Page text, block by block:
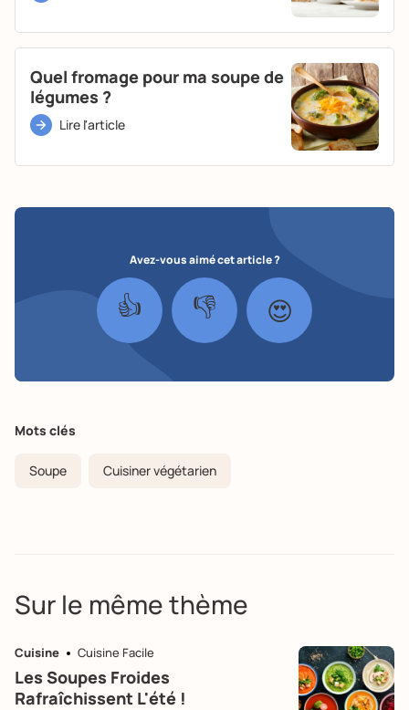
Quel fromage pour ma soupe de
légumes ?
Lire l'article
Avez-vous aimé cet article ?
👍 👎 😍
Mots clés
Soupe Cuisiner végétarien
Sur le même thème
Cuisine Cuisine Facile
Les Soupes Froides
Rafraîchissent L'été !